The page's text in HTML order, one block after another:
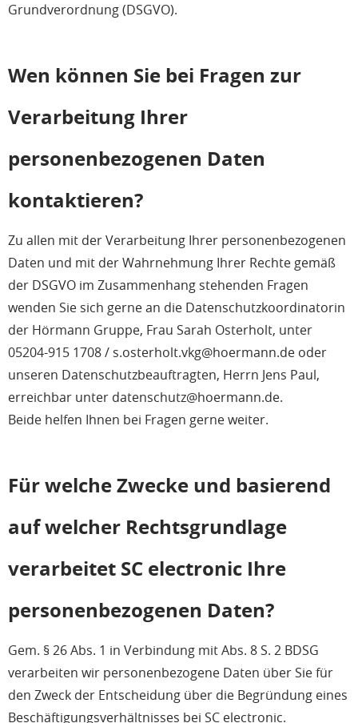
Grundverordnung (DSGVO).
Wen können Sie bei Fragen zur
Verarbeitung Ihrer
personenbezogenen Daten
kontaktieren?
Zu allen mit der Verarbeitung Ihrer personenbezogenen
Daten und mit der Wahrnehmung Ihrer Rechte gemäß
der DSGVO im Zusammenhang stehenden Fragen
wenden Sie sich gerne an die Datenschutzkoordinatorin
der Hörmann Gruppe, Frau Sarah Osterholt, unter
05204-915 1708 / s.osterholt.vkg@hoermann.de oder
unseren Datenschutzbeauftragten, Herrn Jens Paul,
erreichbar unter datenschutz@hoermann.de.
Beide helfen Ihnen bei Fragen gerne weiter.
Für welche Zwecke und basierend
auf welcher Rechtsgrundlage
verarbeitet SC electronic Ihre
personenbezogenen Daten?
Gem. § 26 Abs. 1 in Verbindung mit Abs. 8 S. 2 BDSG
verarbeiten wir personenbezogene Daten über Sie für
den Zweck der Entscheidung über die Begründung eines
Beschäftigungsverhältnisses bei SC electronic.